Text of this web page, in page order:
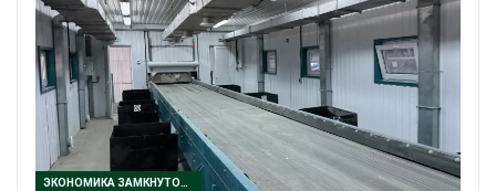
ЭКОНОМИКА ЗАМКНУТОГО ЦИКЛА